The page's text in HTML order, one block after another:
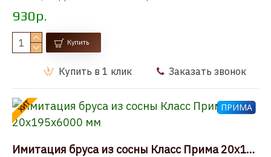
930р.
Купить
Купить в 1 клик Заказать звонок
ХИТ ПРИМА
Имитация бруса из сосны Класс Прима 20x195x6000 мм